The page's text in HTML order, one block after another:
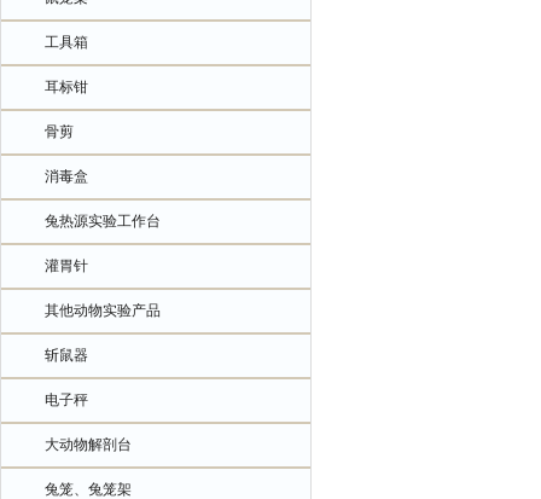
工具箱
耳标钳
骨剪
消毒盒
兔热源实验工作台
灌胃针
其他动物实验产品
斩鼠器
电子秤
大动物解剖台
兔笼、兔笼架